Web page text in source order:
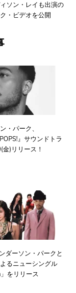
ソン・レイも出演の
・ビデオを公開
・パーク、
』サウンドトラ
)リリース！
ダーソン・パークと
るニューシングル
」をリリース